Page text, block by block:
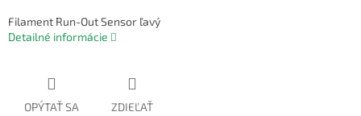
Filament Run-Out Sensor ľavý
Detailné informácie
OPÝTAŤ SA ZDIEĽAŤ